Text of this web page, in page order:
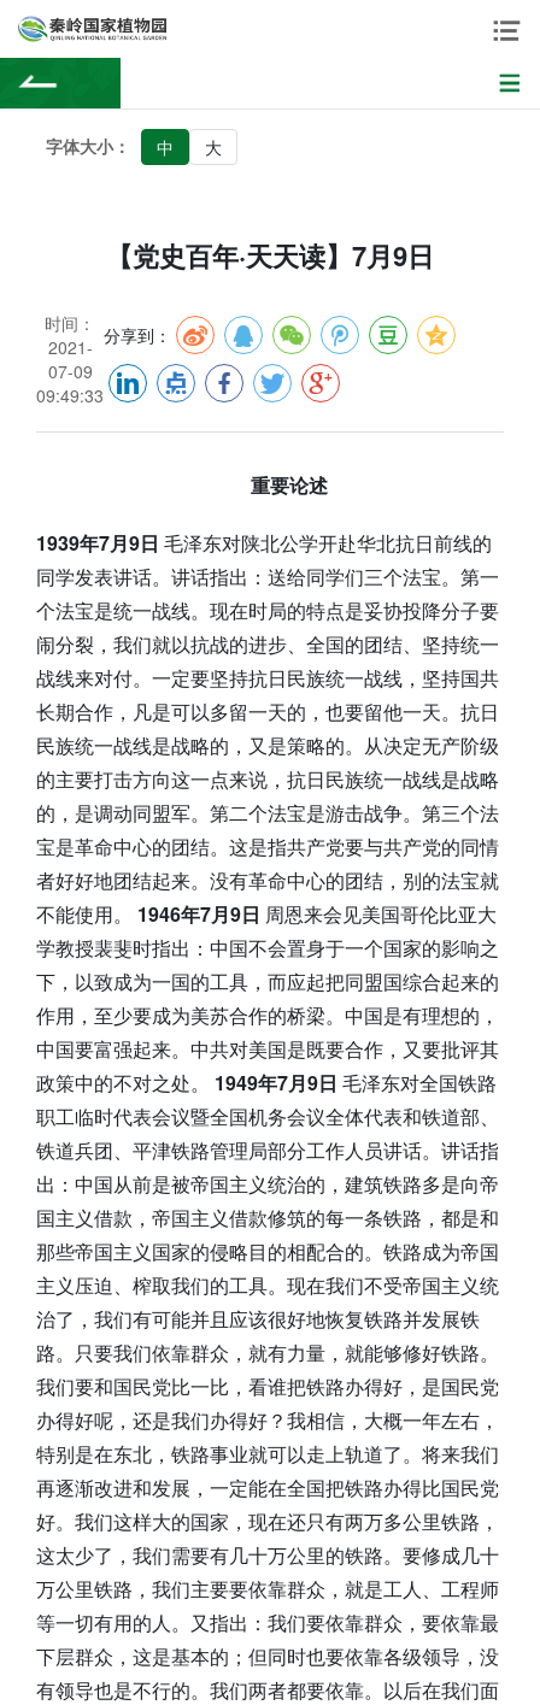
字体大小： 中 大
【党史百年·天天读】7月9日
时间：
2021-
07-09
09:49:33
分享到：
重要论述
1939年7月9日 毛泽东对陕北公学开赴华北抗日前线的
同学发表讲话。讲话指出：送给同学们三个法宝。第一
个法宝是统一战线。现在时局的特点是妥协投降分子要
闹分裂，我们就以抗战的进步、全国的团结、坚持统一
战线来对付。一定要坚持抗日民族统一战线，坚持国共
长期合作，凡是可以多留一天的，也要留他一天。抗日
民族统一战线是战略的，又是策略的。从决定无产阶级
的主要打击方向这一点来说，抗日民族统一战线是战略
的，是调动同盟军。第二个法宝是游击战争。第三个法
宝是革命中心的团结。这是指共产党要与共产党的同情
者好好地团结起来。没有革命中心的团结，别的法宝就
不能使用。 1946年7月9日 周恩来会见美国哥伦比亚大
学教授裴斐时指出：中国不会置身于一个国家的影响之
下，以致成为一国的工具，而应起把同盟国综合起来的
作用，至少要成为美苏合作的桥梁。中国是有理想的，
中国要富强起来。中共对美国是既要合作，又要批评其
政策中的不对之处。 1949年7月9日 毛泽东对全国铁路
职工临时代表会议暨全国机务会议全体代表和铁道部、
铁道兵团、平津铁路管理局部分工作人员讲话。讲话指
出：中国从前是被帝国主义统治的，建筑铁路多是向帝
国主义借款，帝国主义借款修筑的每一条铁路，都是和
那些帝国主义国家的侵略目的相配合的。铁路成为帝国
主义压迫、榨取我们的工具。现在我们不受帝国主义统
治了，我们有可能并且应该很好地恢复铁路并发展铁
路。只要我们依靠群众，就有力量，就能够修好铁路。
我们要和国民党比一比，看谁把铁路办得好，是国民党
办得好呢，还是我们办得好？我相信，大概一年左右，
特别是在东北，铁路事业就可以走上轨道了。将来我们
再逐渐改进和发展，一定能在全国把铁路办得比国民党
好。我们这样大的国家，现在还只有两万多公里铁路，
这太少了，我们需要有几十万公里的铁路。要修成几十
万公里铁路，我们主要要依靠群众，就是工人、工程师
等一切有用的人。又指出：我们要依靠群众，要依靠最
下层群众，这是基本的；但同时也要依靠各级领导，没
有领导也是不行的。我们两者都要依靠。以后在我们面